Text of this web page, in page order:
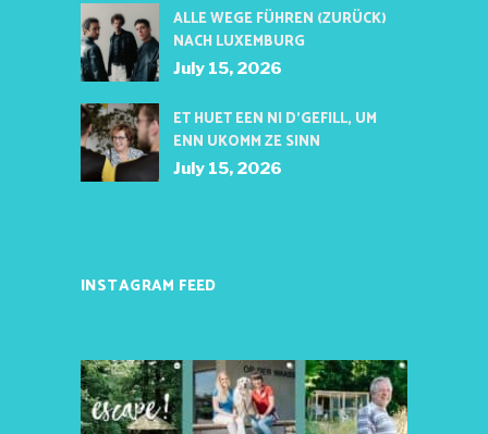
ALLE WEGE FÜHREN (ZURÜCK)
NACH LUXEMBURG
July 15, 2026
ET HUET EEN NI D’GEFILL, UM
ENN UKOMM ZE SINN
July 15, 2026
INSTAGRAM FEED